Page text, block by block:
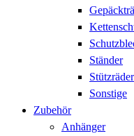
Ständer
Stützräder
Sonstige
Zubehör
Anhänger